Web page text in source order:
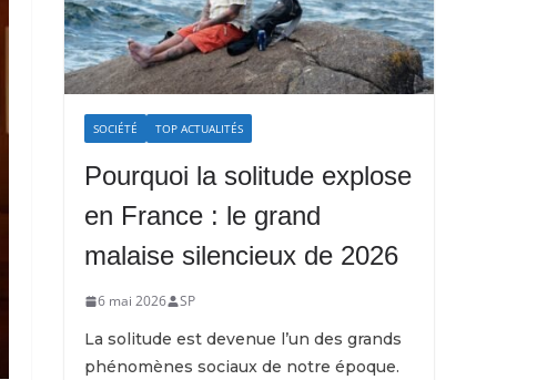
SOCIÉTÉ TOP ACTUALITÉS
Pourquoi la solitude explose
en France : le grand
malaise silencieux de 2026
6 mai 2026 SP
La solitude est devenue l’un des grands
phénomènes sociaux de notre époque.